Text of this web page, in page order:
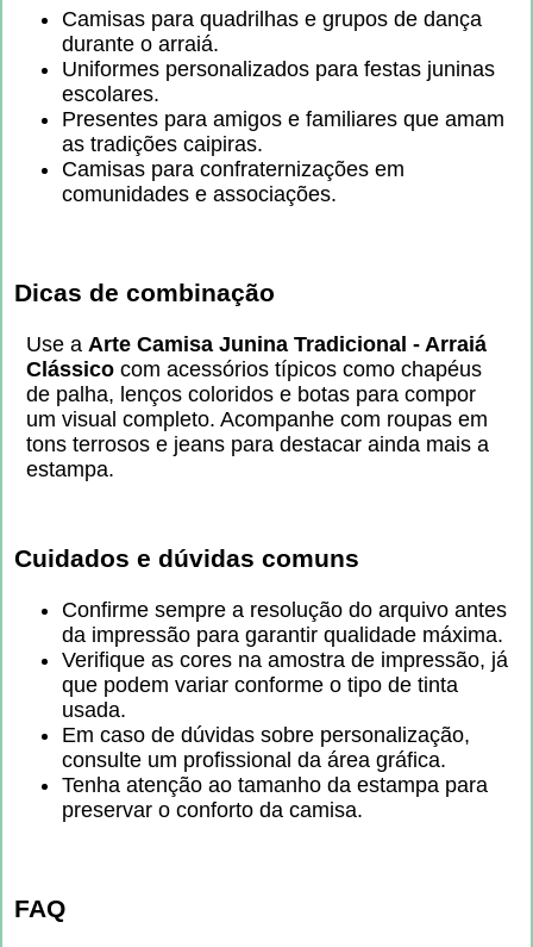
Camisas para quadrilhas e grupos de dança
durante o arraiá.
Uniformes personalizados para festas juninas
escolares.
Presentes para amigos e familiares que amam
as tradições caipiras.
Camisas para confraternizações em
comunidades e associações.
Dicas de combinação
Use a Arte Camisa Junina Tradicional - Arraiá
Clássico com acessórios típicos como chapéus
de palha, lenços coloridos e botas para compor
um visual completo. Acompanhe com roupas em
tons terrosos e jeans para destacar ainda mais a
estampa.
Cuidados e dúvidas comuns
Confirme sempre a resolução do arquivo antes
da impressão para garantir qualidade máxima.
Verifique as cores na amostra de impressão, já
que podem variar conforme o tipo de tinta
usada.
Em caso de dúvidas sobre personalização,
consulte um profissional da área gráfica.
Tenha atenção ao tamanho da estampa para
preservar o conforto da camisa.
FAQ